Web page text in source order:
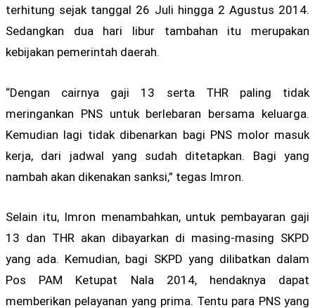
terhitung sejak tanggal 26 Juli hingga 2 Agustus 2014.
Sedangkan dua hari libur tambahan itu merupakan
kebijakan pemerintah daerah.
“Dengan cairnya gaji 13 serta THR paling tidak
meringankan PNS untuk berlebaran bersama keluarga.
Kemudian lagi tidak dibenarkan bagi PNS molor masuk
kerja, dari jadwal yang sudah ditetapkan. Bagi yang
nambah akan dikenakan sanksi,” tegas Imron.
Selain itu, Imron menambahkan, untuk pembayaran gaji
13 dan THR akan dibayarkan di masing-masing SKPD
yang ada. Kemudian, bagi SKPD yang dilibatkan dalam
Pos PAM Ketupat Nala 2014, hendaknya dapat
memberikan pelayanan yang prima. Tentu para PNS yang